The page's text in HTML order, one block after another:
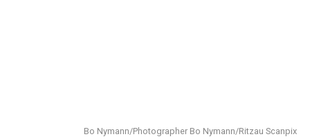
Bo Nymann/Photographer Bo Nymann/Ritzau Scanpix